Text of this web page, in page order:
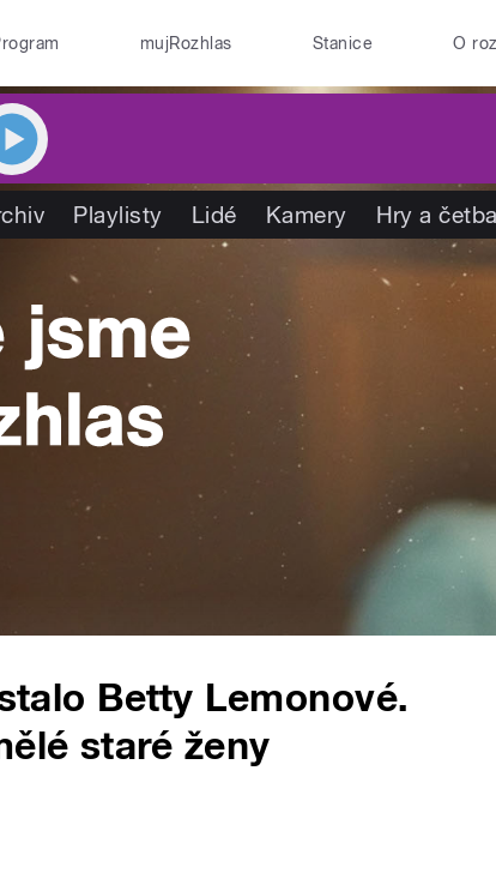
mujRozhlas Stanice O
Playlisty Lidé Kamery Hry a četba
Betty Lemonové.
staré ženy